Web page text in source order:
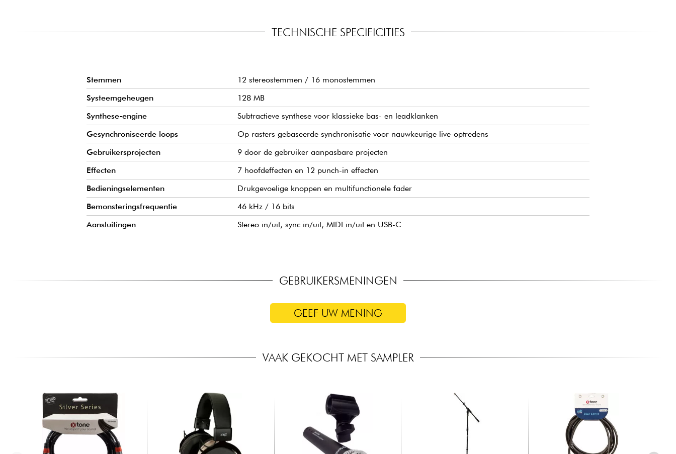
TECHNISCHE SPECIFICITIES
Stemmen
12 stereostemmen / 16 monostemmen
Systeemgeheugen
128 MB
Synthese-engine
Subtractieve synthese voor klassieke bas- en leadklanken
Gesynchroniseerde loops
Op rasters gebaseerde synchronisatie voor nauwkeurige live-optredens
Gebruikersprojecten
9 door de gebruiker aanpasbare projecten
Effecten
7 hoofdeffecten en 12 punch-in effecten
Bedieningselementen
Drukgevoelige knoppen en multifunctionele fader
Bemonsteringsfrequentie
46 kHz / 16 bits
Aansluitingen
Stereo in/uit, sync in/uit, MIDI in/uit en USB-C
GEBRUIKERSMENINGEN
GEEF UW MENING
VAAK GEKOCHT MET SAMPLER